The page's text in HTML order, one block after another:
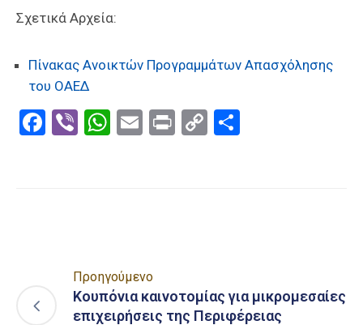
Σχετικά Αρχεία:
Πίνακας Ανοικτών Προγραμμάτων Απασχόλησης
του ΟΑΕΔ
Facebook
ViberWhatsApp
EmailPrintCopy
Προηγούμενο
Κουπόνια καινοτομίας για μικρομεσαίες
επιχειρήσεις της Περιφέρειας